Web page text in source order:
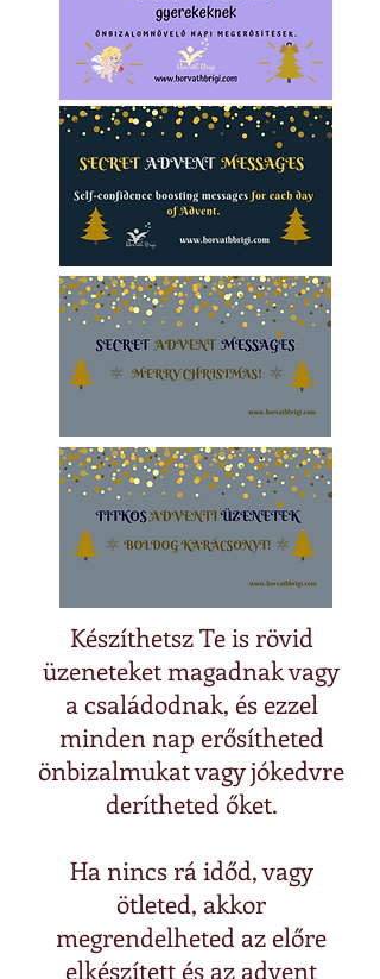
Készíthetsz Te is rövid
üzeneteket magadnak vagy
a családodnak, és ezzel
minden nap erősítheted
önbizalmukat vagy jókedvre
derítheted őket.
Ha nincs rá időd, vagy
ötleted, akkor
megrendelheted az előre
elkészített és az advent